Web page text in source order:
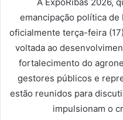
emancipação política de
oficialmente terça-feira
voltada ao
fortalecimento do
gestores públicos e
estão reunidos para
impulsionam o